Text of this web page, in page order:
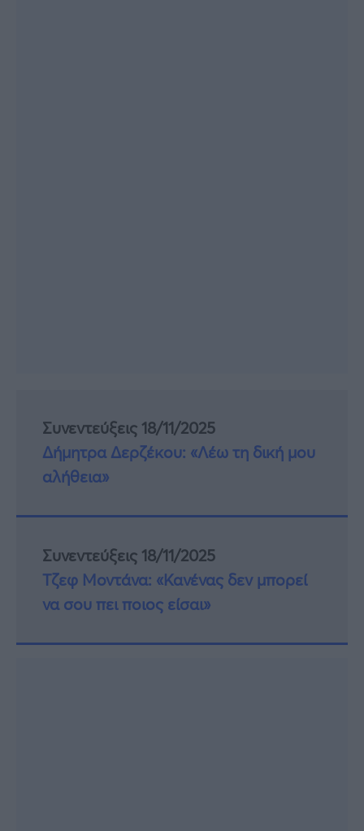
Συνεντεύξεις 18/11/2025
Δήμητρα Δερζέκου: «Λέω τη δική μου
αλήθεια»
Συνεντεύξεις 18/11/2025
Τζεφ Μοντάνα: «Κανένας δεν μπορεί
να σου πει ποιος είσαι»